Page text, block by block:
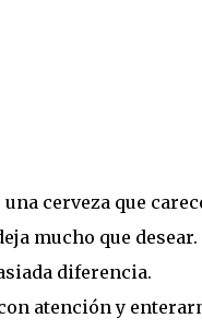
cerveza que
mucho que
diferencia.
atención y